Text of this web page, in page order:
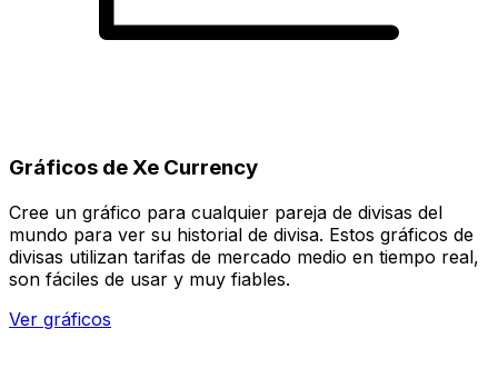
Gráficos de Xe Currency
Cree un gráfico para cualquier pareja de divisas del
mundo para ver su historial de divisa. Estos gráficos de
divisas utilizan tarifas de mercado medio en tiempo real,
son fáciles de usar y muy fiables.
Ver gráficos